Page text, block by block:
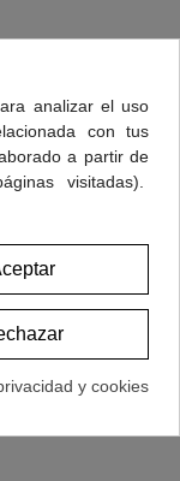
MM
analizar el uso
con tus
a partir de
visitadas).
y cookies